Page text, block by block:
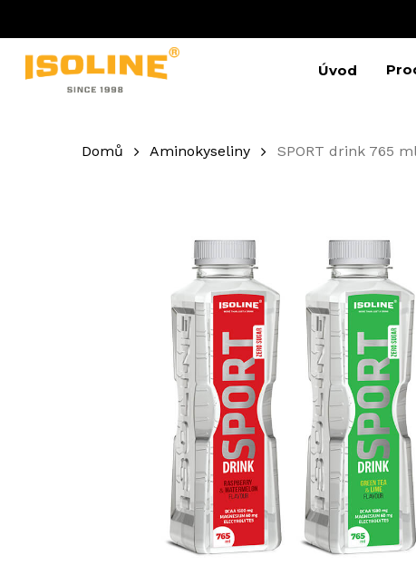
content
Stiskněte Enter pro vyhledávání nebo ESC pro
Úvod
Domů Aminokyseliny SPORT drink 765